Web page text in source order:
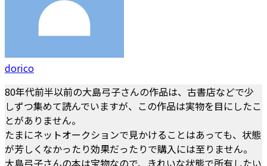
dorico
80年代前半以前の大島弓子さんの作品は、古書店などで少
しずつ集めて読んでいますが、この作品は実物を目にしたこ
とがありません。
たまにネットオークションで見かけることはあっても、状態
が芳しくなかったり効果だったりで購入には至りません。
大島弓子さんの本は宝物なので、きれいな状態で所有したい